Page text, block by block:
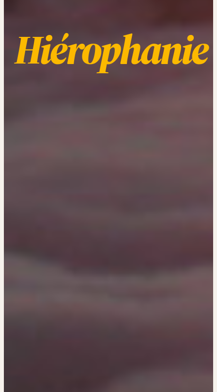
Hiérophanie